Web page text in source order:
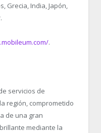
Grecia, India, Japón,
.
servicios de
región, comprometido
de una gran
mediante la